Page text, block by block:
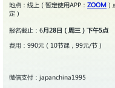
地点：线上（暂定使用APP： ZOOM
定）
报名截止：6月28日（周三）下午5点
费用：990元（10节课，99元/节）
微信支付：japanchina1995